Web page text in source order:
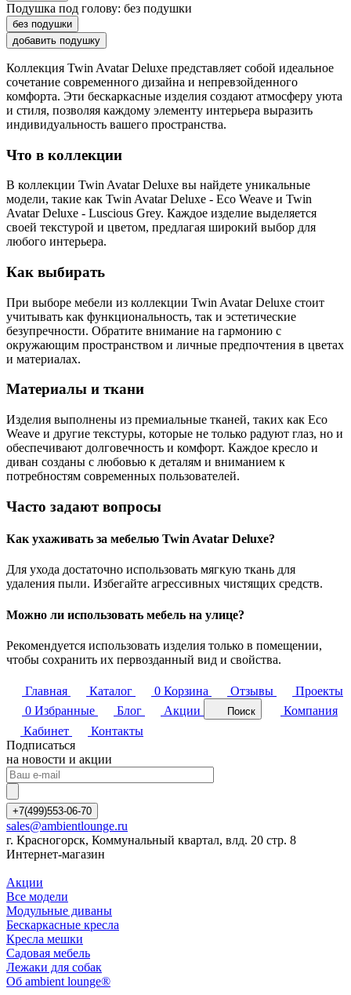
Подушка под голову: без подушки
без подушки
добавить подушку
Коллекция Twin Avatar Deluxe представляет собой идеальное
сочетание современного дизайна и непревзойденного
комфорта. Эти бескаркасные изделия создают атмосферу уюта
и стиля, позволяя каждому элементу интерьера выразить
индивидуальность вашего пространства.
Что в коллекции
В коллекции Twin Avatar Deluxe вы найдете уникальные
модели, такие как Twin Avatar Deluxe - Eco Weave и Twin
Avatar Deluxe - Luscious Grey. Каждое изделие выделяется
своей текстурой и цветом, предлагая широкий выбор для
любого интерьера.
Как выбирать
При выборе мебели из коллекции Twin Avatar Deluxe стоит
учитывать как функциональность, так и эстетические
безупречности. Обратите внимание на гармонию с
окружающим пространством и личные предпочтения в цветах
и материалах.
Материалы и ткани
Изделия выполнены из премиальные тканей, таких как Eco
Weave и другие текстуры, которые не только радуют глаз, но и
обеспечивают долговечность и комфорт. Каждое кресло и
диван созданы с любовью к деталям и вниманием к
потребностям современных пользователей.
Часто задают вопросы
Как ухаживать за мебелью Twin Avatar Deluxe?
Для ухода достаточно использовать мягкую ткань для
удаления пыли. Избегайте агрессивных чистящих средств.
Можно ли использовать мебель на улице?
Рекомендуется использовать изделия только в помещении,
чтобы сохранить их первозданный вид и свойства.
Главная Каталог 0 Корзина Отзывы
Проекты
0 Избранные Блог Акции Поиск
Компания
Кабинет
Контакты
Подписаться
на новости и акции
+7(499)553-06-70
sales@ambientlounge.ru
г. Красногорск, Коммунальный квартал, влд. 20 стр. 8
Интернет-магазин
Акции
Все модели
Модульные диваны
Бескаркасные кресла
Кресла мешки
Садовая мебель
Лежаки для собак
Об ambient lounge®